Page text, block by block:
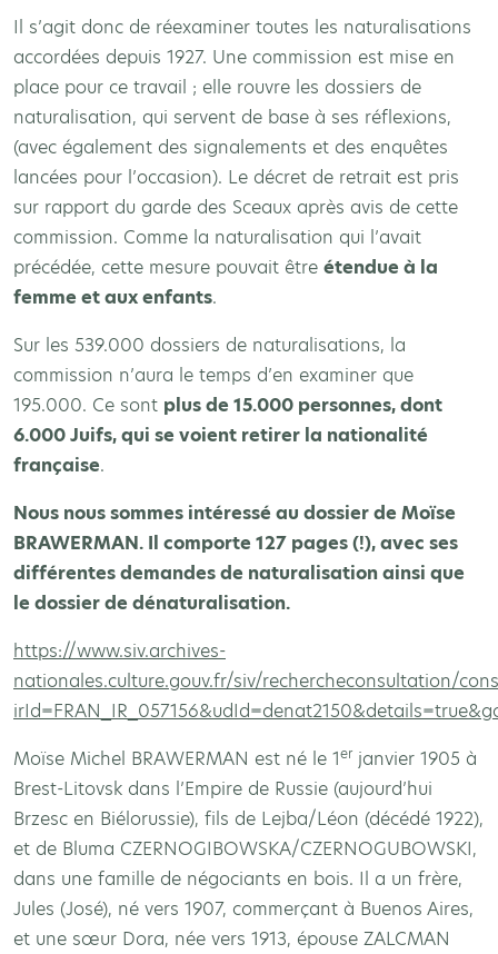
Il s’agit donc de réexaminer toutes les naturalisations
accordées depuis 1927. Une commission est mise en
place pour ce travail ; elle rouvre les dossiers de
naturalisation, qui servent de base à ses réflexions,
(avec également des signalements et des enquêtes
lancées pour l’occasion). Le décret de retrait est pris
sur rapport du garde des Sceaux après avis de cette
commission. Comme la naturalisation qui l’avait
précédée, cette mesure pouvait être étendue à la
femme et aux enfants.
Sur les 539.000 dossiers de naturalisations, la
commission n’aura le temps d’en examiner que
195.000. Ce sont plus de 15.000 personnes, dont
6.000 Juifs, qui se voient retirer la nationalité
française.
Nous nous sommes intéressé au dossier de Moïse
BRAWERMAN. Il comporte 127 pages (!), avec ses
différentes demandes de naturalisation ainsi que
le dossier de dénaturalisation.
https://www.siv.archives-
nationales.culture.gouv.fr/siv/rechercheconsultation/
Moïse Michel BRAWERMAN est né le 1er janvier 1905 à
Brest-Litovsk dans l’Empire de Russie (aujourd’hui
Brzesc en Biélorussie), fils de Lejba/Léon (décédé 1922),
et de Bluma CZERNOGIBOWSKA/CZERNOGUBOWSKI,
dans une famille de négociants en bois. Il a un frère,
Jules (José), né vers 1907, commerçant à Buenos Aires,
et une sœur Dora, née vers 1913, épouse ZALCMAN